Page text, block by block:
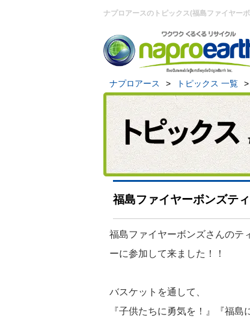
ナプロアースのトピックス(福島ファイヤー
ナプロアース > トピックス 一覧 >
福島ファイヤーボンズテ
福島ファイヤーボンズさんのテ
ーに参加して来ました！！
バスケットを通して、
『子供たちに勇気を！』『福島